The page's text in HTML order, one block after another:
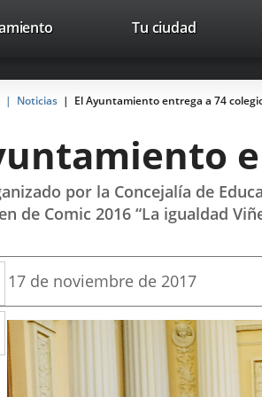
avaTop
Tu ciudad
Noticias El Ayuntamiento entrega a 74
por la Concejalía de
de Comic 2016 “La igualdad
Facebook
Enlace
aplicación
Print
Fecha
la
noticia
17 de noviembre de 2017